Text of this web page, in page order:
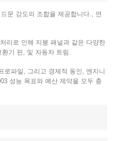
문 강도의 조합을 제공합니다., 연
리로 인해 지붕 패널과 같은 다양한
기 핀, 및 자동차 트림.
로파일, 그리고 경제적 동인, 엔지니
성능 목표와 예산 제약을 모두 충